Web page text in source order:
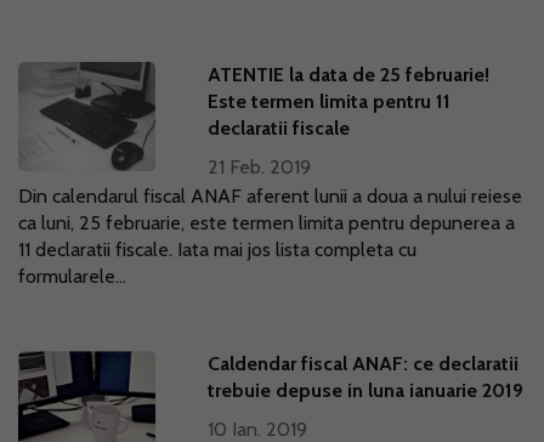
ATENTIE la data de 25 februarie!
Este termen limita pentru 11
declaratii fiscale
21 Feb. 2019
Din calendarul fiscal ANAF aferent lunii a doua a nului reiese
ca luni, 25 februarie, este termen limita pentru depunerea a
11 declaratii fiscale. Iata mai jos lista completa cu
formularele...
Caldendar fiscal ANAF: ce declaratii
trebuie depuse in luna ianuarie 2019
10 Ian. 2019